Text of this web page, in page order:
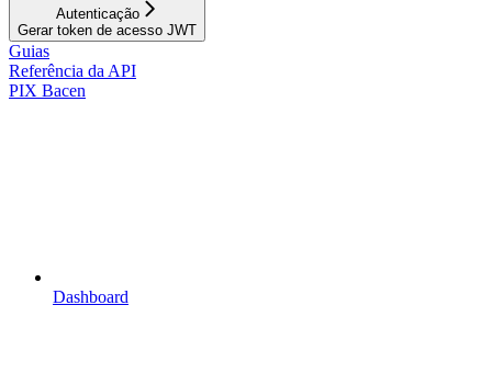
Autenticação
Gerar token de acesso JWT
Guias
Referência da API
PIX Bacen
Dashboard